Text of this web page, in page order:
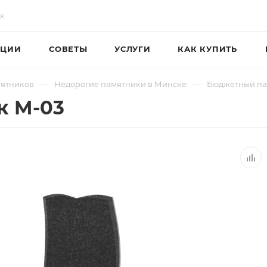
СОВЕТЫ УСЛУГИ КАК КУПИТЬ
— Недорогие памятники в Минске — Бюджетный
M-03